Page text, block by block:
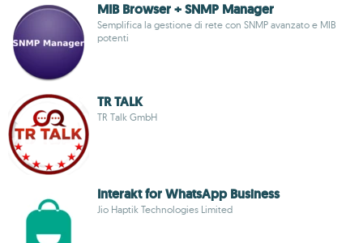
MIB Browser + SNMP Manager
Semplifica la gestione di rete con SNMP avanzato e MIB
potenti
TR TALK
TR Talk GmbH
Interakt for WhatsApp Business
Jio Haptik Technologies Limited